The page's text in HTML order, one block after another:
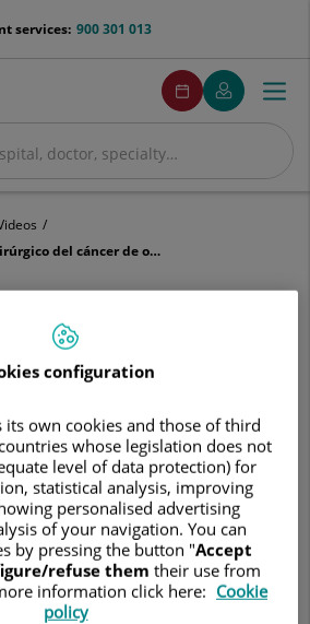
900 301 013
services:
menuPedirCita
Make
an
appointment
My
Quirónsalud
Menu
Técnicas del abordaje quirúrgico del cáncer de ovarios
quirúrgico
ovarios
configuration
its own cookies and those of third
whose legislation does not
level of data protection) for
statistical analysis, improving
personalised advertising
of your navigation. You can
by pressing the button "Accept
refuse them their use from
information click here: Cookie
policy